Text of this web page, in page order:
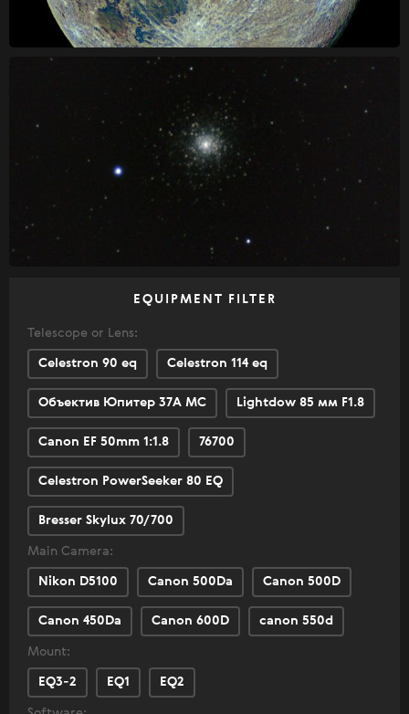
EQUIPMENT FILTER
Telescope or Lens:
Celestron 90 eq Celestron 114 eq
Объектив Юпитер 37А МС Lightdow 85 мм F1.8
Canon EF 50mm 1:1.8 76700
Celestron PowerSeeker 80 EQ
Bresser Skylux 70/700
Main Camera:
Nikon D5100 Canon 500Da Canon 500D
Canon 450Da Canon 600D canon 550d
Mount:
EQ3-2 EQ1 EQ2